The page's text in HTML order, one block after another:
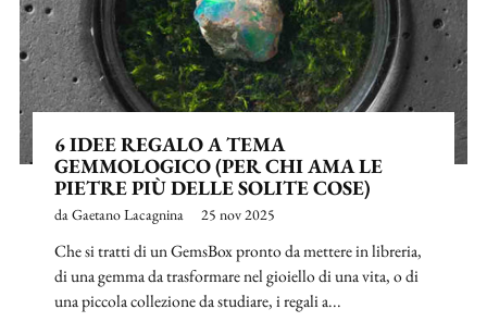
6 IDEE REGALO A TEMA
GEMMOLOGICO (PER CHI AMA LE
PIETRE PIÙ DELLE SOLITE COSE)
da Gaetano Lacagnina 25 nov 2025
Che si tratti di un GemsBox pronto da mettere in libreria,
di una gemma da trasformare nel gioiello di una vita, o di
una piccola collezione da studiare, i regali a...